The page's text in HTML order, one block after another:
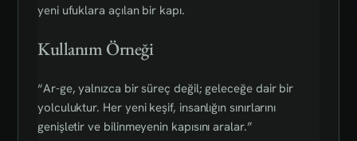
yeni ufuklara açılan bir kapı.
Kullanım Örneği
“Ar-ge, yalnızca bir süreç değil; geleceğe dair bir
yolculuktur. Her yeni keşif, insanlığın sınırlarını
genişletir ve bilinmeyenin kapısını aralar.”